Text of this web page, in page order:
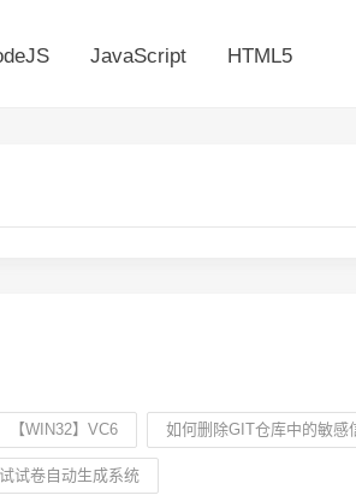
JavaScript HTML5
【WIN32】VC6 如何删除GIT仓库中的敏感
试卷自动生成系统